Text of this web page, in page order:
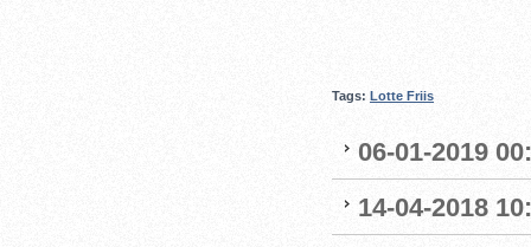
Tags: Lotte Friis
06-01-2019
14-04-2018